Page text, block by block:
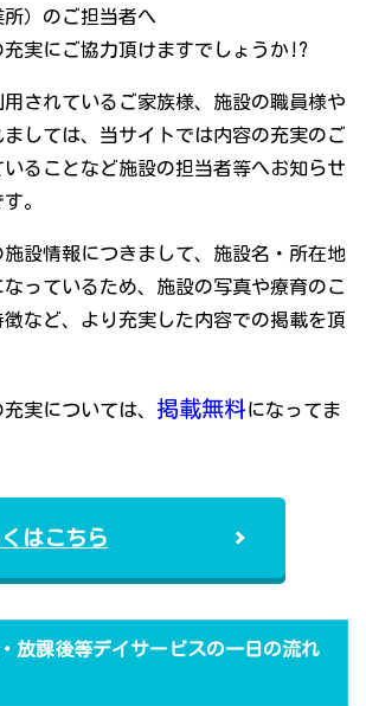
）のご担当者へ
実にご協力頂けますでしょうか!?
されているご家族様、施設の職員様や
しては、当サイトでは内容の充実のご
ることなど施設の担当者等へお知らせ
。
設情報につきまして、施設名・所在地
っているため、施設の写真や療育のこ
など、より充実した内容での掲載を頂
実については、 掲載無料になってま
はこちら
放課後等デイサービスの一日の流れ